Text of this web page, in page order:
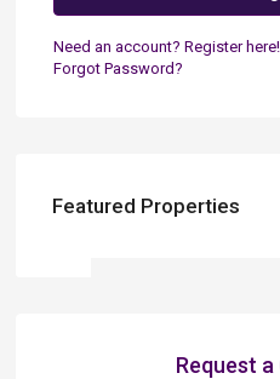
Need an account? Register here!
Forgot Password?
Featured Properties
Request a